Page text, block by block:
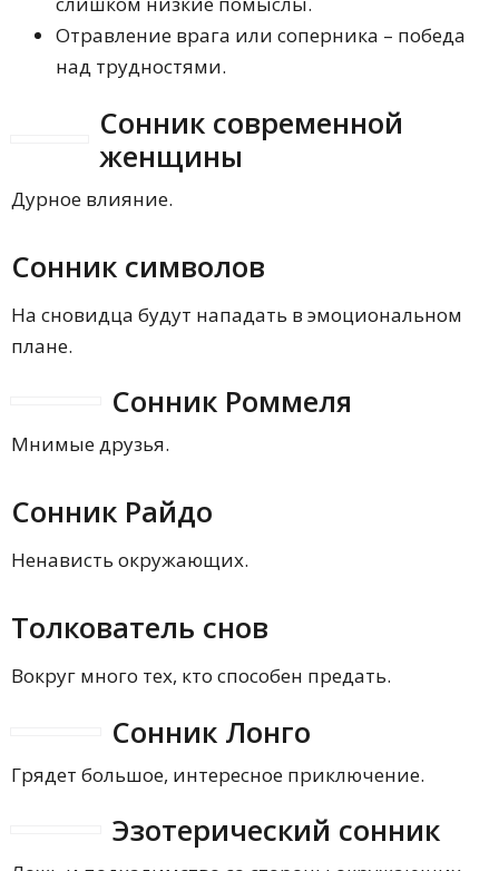
Отравление врага или соперника – победа
над трудностями.
Сонник современной
женщины
Дурное влияние.
Сонник символов
На сновидца будут нападать в эмоциональном
плане.
Сонник Роммеля
Мнимые друзья.
Сонник Райдо
Ненависть окружающих.
Толкователь снов
Вокруг много тех, кто способен предать.
Сонник Лонго
Грядет большое, интересное приключение.
Эзотерический сонник